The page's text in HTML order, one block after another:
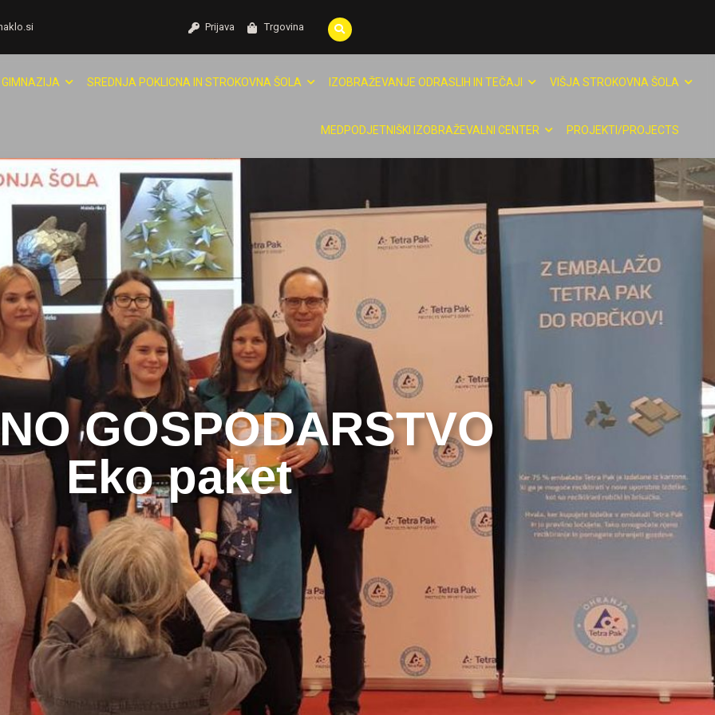
Prijava Trgovina
GIMNAZIJA SREDNJA POKLICNA IN STROKOVNA ŠOLA IZOBRAŽEVANJE ODRASLIH IN TEČAJI VIŠJA STROKOVNA ŠOLA
MEDPODJETNIŠKI IZOBRAŽEVALNI CENTER PROJEKTI/PROJECTS
GOSPODARSTVO
Eko paket